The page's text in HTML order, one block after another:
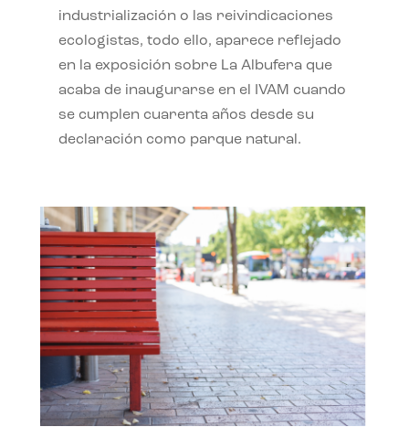
industrialización o las reivindicaciones
ecologistas, todo ello, aparece reflejado
en la exposición sobre La Albufera que
acaba de inaugurarse en el IVAM cuando
se cumplen cuarenta años desde su
declaración como parque natural.